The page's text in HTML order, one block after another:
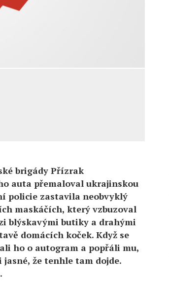
brigády Přízrak
auta přemaloval ukrajinskou
policie zastavila neobvyklý
maskáčích, který vzbuzoval
blýskavými butiky a drahými
domácích koček. Když se
ho o autogram a popřáli mu,
že tenhle tam dojde.